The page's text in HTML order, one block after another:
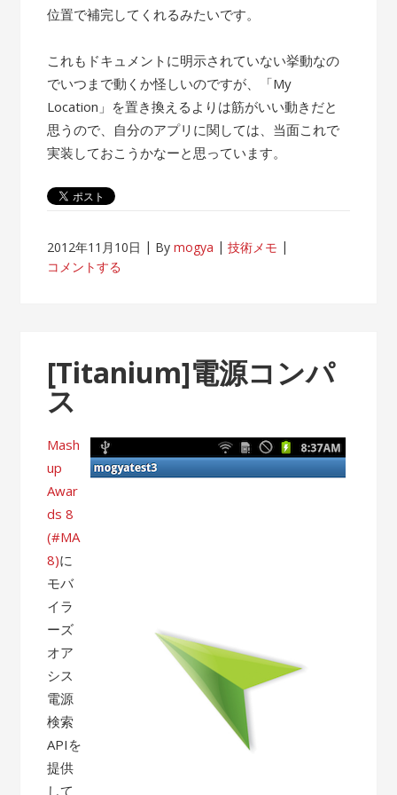
位置で補完してくれるみたいです。
これもドキュメントに明示されていない挙動なの
でいつまで動くか怪しいのですが、「My
Location」を置き換えるよりは筋がいい動きだと
思うので、自分のアプリに関しては、当面これで
実装しておこうかなーと思っています。
2012年11月10日 Bymogya
技術メモ
コメントする
[Titanium]電源コンパ
ス
Mash
up
Awar
ds 8
(#MA
8)に
モバ
イラ
ーズ
オア
シス
電源
検索
APIを
提供
して